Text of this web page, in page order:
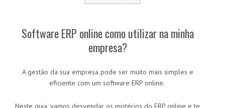
Software ERP online como utilizar na minha
empresa?
A gestão da sua empresa pode ser muito mais simples e
eficiente com um software ERP online.
Neste guia, vamos desvendar os mistérios do ERP online e te